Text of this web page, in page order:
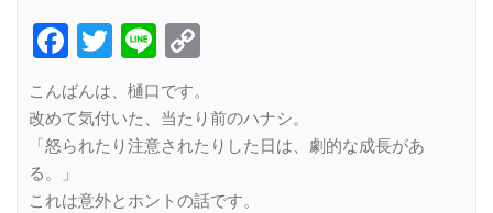
Facebook
Twitter
Line
こんばんは、樋口です。
改めて気付いた、当たり前のハナシ。
「怒られたり注意されたりした日は、劇的な成長があ
る。」
これは意外とホントの話です。